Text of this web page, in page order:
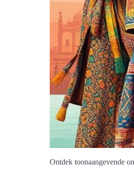
Ontdek toonaangevende